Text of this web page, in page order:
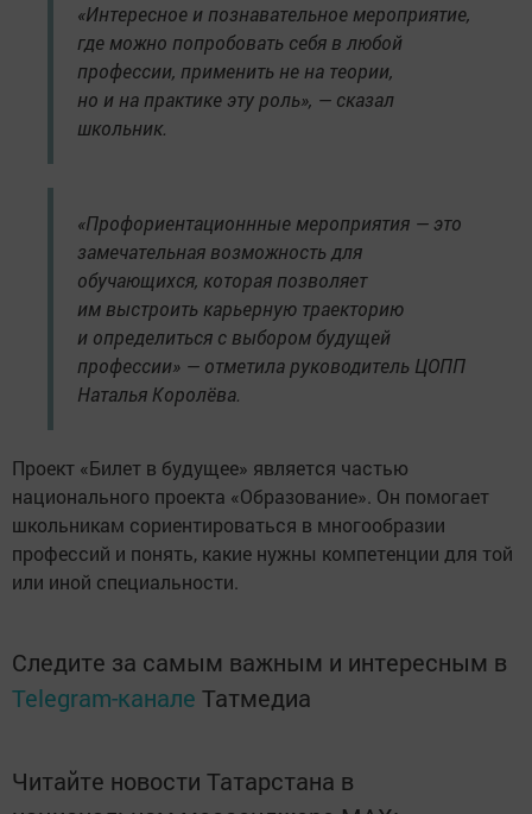
«Интересное и познавательное мероприятие,
где можно попробовать себя в любой
профессии, применить не на теории,
но и на практике эту роль», — сказал
школьник.
«Профориентационнные мероприятия — это
замечательная возможность для
обучающихся, которая позволяет
им выстроить карьерную траекторию
и определиться с выбором будущей
профессии» — отметила руководитель ЦОПП
Наталья Королёва.
Проект «Билет в будущее» является частью
национального проекта «Образование». Он помогает
школьникам сориентироваться в многообразии
профессий и понять, какие нужны компетенции для той
или иной специальности.
Следите за самым важным и интересным в
Telegram-канале Татмедиа
Читайте новости Татарстана в